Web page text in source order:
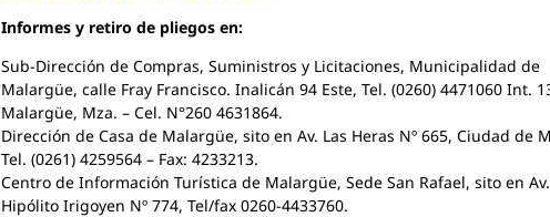
Informes y retiro de pliegos en:
Sub-Dirección de Compras, Suministros y Licitaciones, Municipalidad de
Malargüe, calle Fray Francisco. Inalicán 94 Este, Tel. (0260) 4471060 Int.
Malargüe, Mza. – Cel. N°260 4631864.
Dirección de Casa de Malargüe, sito en Av. Las Heras Nº 665, Ciudad de
Tel. (0261) 4259564 – Fax: 4233213.
Centro de Información Turística de Malargüe, Sede San Rafael, sito en Av.
Hipólito Irigoyen Nº 774, Tel/fax 0260-4433760.